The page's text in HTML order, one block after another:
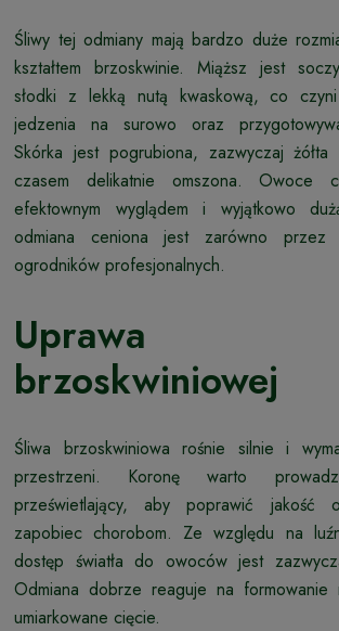
Śliwy tej odmiany mają bardzo duże
kształtem brzoskwinie. Miąższ jest
słodki z lekką nutą kwaskową, co
jedzenia na surowo oraz
Skórka jest pogrubiona, zazwyczaj żółta
czasem delikatnie omszona. Owoce
efektownym wyglądem i wyjątkowo
odmiana ceniona jest zarówno
ogrodników profesjonalnych.
Uprawa
brzoskwiniowej
Śliwa brzoskwiniowa rośnie silnie i
przestrzeni. Koronę warto
prześwietlający, aby poprawić jakość
zapobiec chorobom. Ze względu na
dostęp światła do owoców jest
Odmiana dobrze reaguje na formowanie
umiarkowane cięcie.